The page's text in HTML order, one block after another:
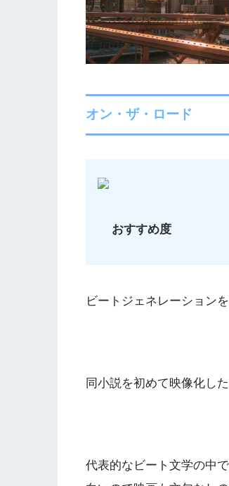
オン・ザ・ロード
おすすめ度
ビートジェネレーション
同小説を初めて映像化し
代表的なビート文学の中